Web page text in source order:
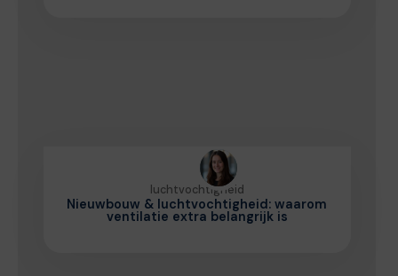
luchtvochtigheid
Nieuwbouw & luchtvochtigheid: waarom
ventilatie extra belangrijk is